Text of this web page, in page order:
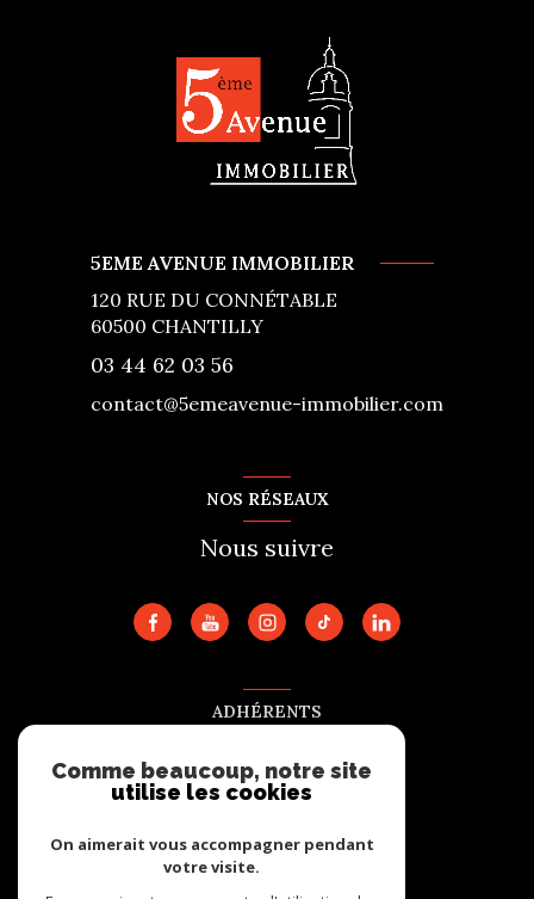
5EME AVENUE IMMOBILIER
120 RUE DU CONNÉTABLE
60500 CHANTILLY
03 44 62 03 56
contact@5emeavenue-immobilier.com
NOS RÉSEAUX
Nous suivre
ADHÉRENTS
Nous adhérons
Comme beaucoup, notre site
utilise les cookies
On aimerait vous accompagner pendant
votre visite.